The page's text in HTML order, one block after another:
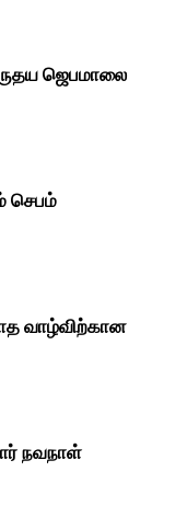
ஜெபமாலை
செபம்
வாழ்விற்கான
நவநாள்